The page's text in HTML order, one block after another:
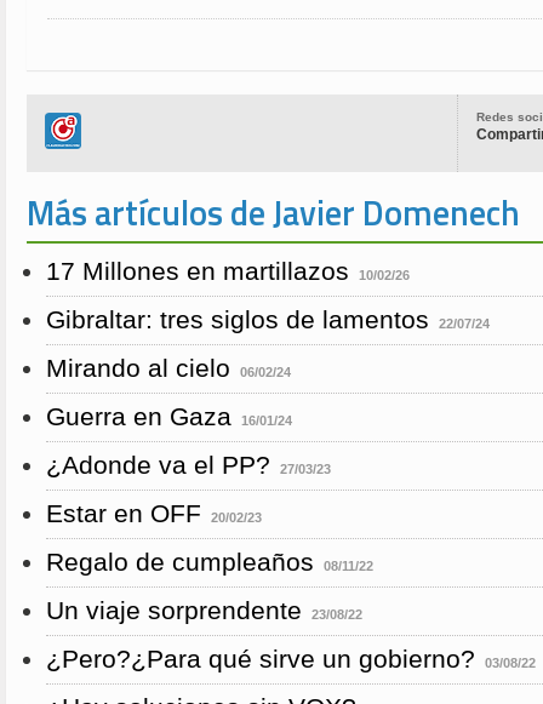
Redes
Más artículos de Javier Domenech
17 Millones en martillazos 10/02/26
Gibraltar: tres siglos de lamentos 22/07/24
Mirando al cielo 06/02/24
Guerra en Gaza 16/01/24
¿Adonde va el PP? 27/03/23
Estar en OFF 20/02/23
Regalo de cumpleaños 08/11/22
Un viaje sorprendente 23/08/22
¿Pero?¿Para qué sirve un gobierno? 03/08/22